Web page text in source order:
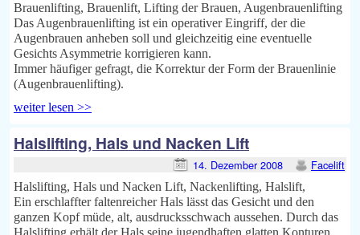
Brauenlifting, Brauenlift, Lifting der Brauen, Augenbrauenlifting
Das Augenbrauenlifting ist ein operativer Eingriff, der die
Augenbrauen anheben soll und gleichzeitig eine eventuelle
Gesichts Asymmetrie korrigieren kann.
Immer häufiger gefragt, die Korrektur der Form der Brauenlinie
(Augenbrauenlifting).
weiter lesen >>
Halslifting, Hals und Nacken Lift
14. Dezember 2008 Facelift
Halslifting, Hals und Nacken Lift, Nackenlifting, Halslift,
Ein erschlaffter faltenreicher Hals lässt das Gesicht und den
ganzen Kopf müde, alt, ausdrucksschwach aussehen. Durch das
Halslifting erhält der Hals seine jugendhaften glatten Konturen